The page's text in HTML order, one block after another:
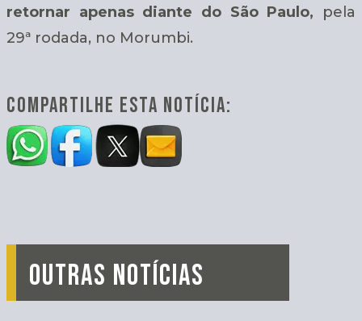
retornar apenas diante do São Paulo, pela
29ª rodada, no Morumbi.
COMPARTILHE ESTA NOTÍCIA:
OUTRAS NOTÍCIAS